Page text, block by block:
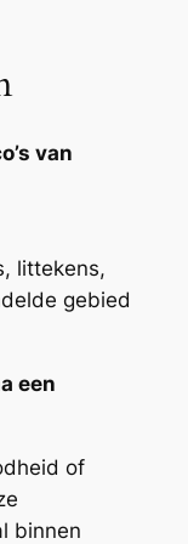
van
littekens,
gebied
een
of
binnen